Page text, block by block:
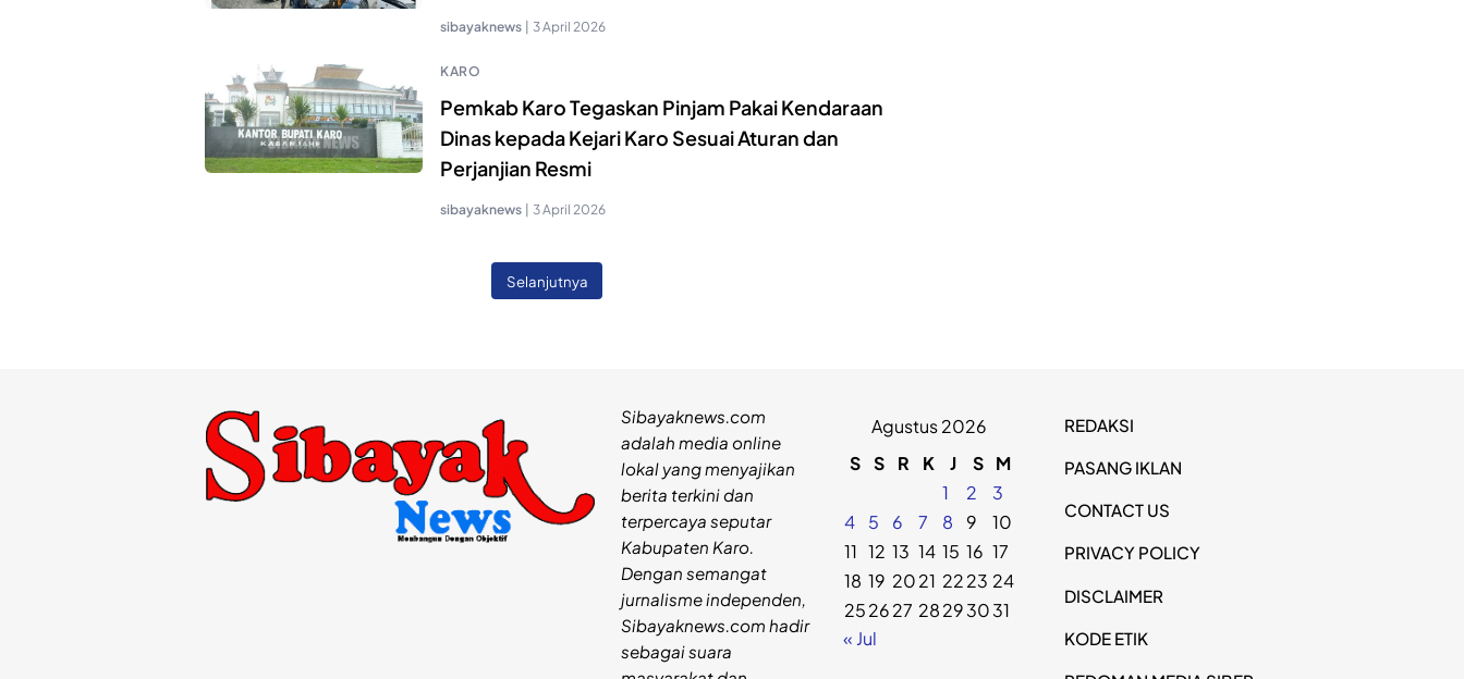
sibayaknews 3 April 2026
KARO
Pemkab Karo Tegaskan Pinjam Pakai Kendaraan
Dinas kepada Kejari Karo Sesuai Aturan dan
Perjanjian Resmi
sibayaknews 3 April 2026
Selanjutnya
Sibayaknews.com
adalah media online
lokal yang menyajikan
berita terkini dan
terpercaya seputar
Kabupaten Karo.
Dengan semangat
jurnalisme independen,
Sibayaknews.com hadir
sebagai suara
Agustus 2026
S S R K J S M
1
2
3
4
5 6 7 8 9
10
11 12 13 14 15 16 17
18 19 2021 2223 24
252627 28293031
« Jul
REDAKSI
PASANG IKLAN
CONTACT US
PRIVACY POLICY
DISCLAIMER
KODE ETIK